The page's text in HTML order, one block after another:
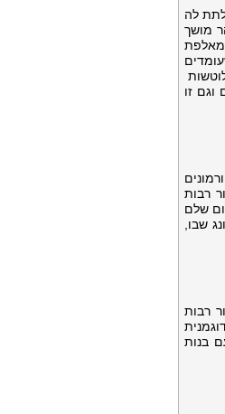
לה
מושך
וגם זו
רבות
שלם
שבו,
רבות
בנות